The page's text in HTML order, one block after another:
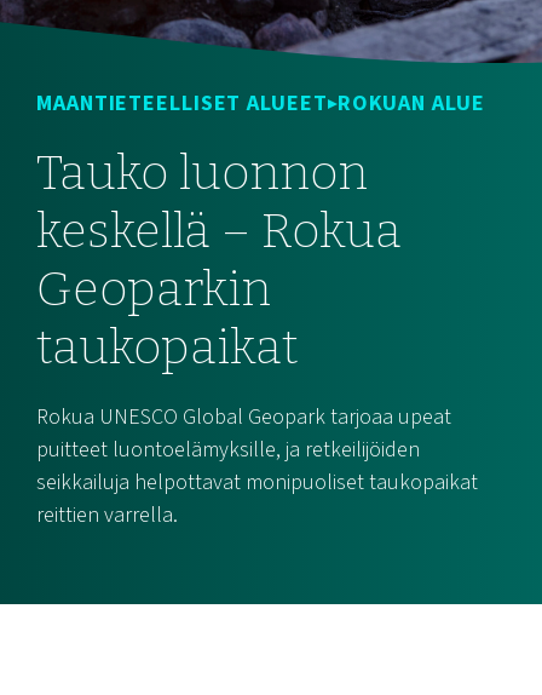
MAANTIETEELLISET ALUEET ROKUAN ALUE
Tauko luonnon
keskellä – Rokua
Geoparkin
taukopaikat
Rokua UNESCO Global Geopark tarjoaa upeat
puitteet luontoelämyksille, ja retkeilijöiden
seikkailuja helpottavat monipuoliset taukopaikat
reittien varrella.